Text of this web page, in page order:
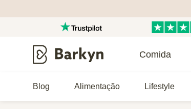
Comida
Blog Alimentação Lifestyle